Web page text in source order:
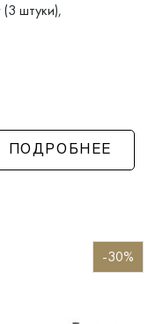
штуки),
ПОДРОБНЕЕ
-30%